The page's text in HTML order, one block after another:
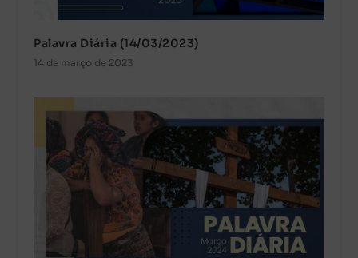
Palavra Diária (14/03/2023)
14 de março de 2023